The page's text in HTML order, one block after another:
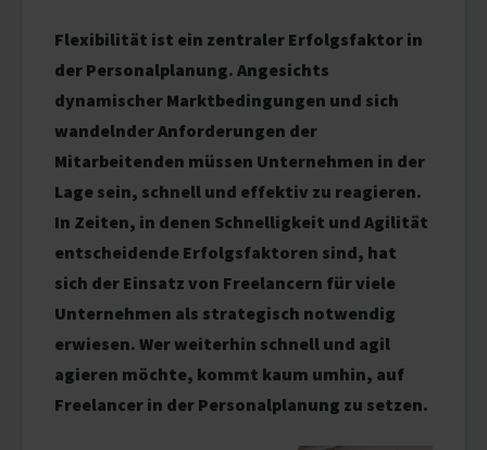
Flexibilität ist ein zentraler Erfolgsfaktor in
der Personalplanung. Angesichts
dynamischer Marktbedingungen und sich
wandelnder Anforderungen der
Mitarbeitenden müssen Unternehmen in der
Lage sein, schnell und effektiv zu reagieren.
In Zeiten, in denen Schnelligkeit und Agilität
entscheidende Erfolgsfaktoren sind, hat
sich der Einsatz von Freelancern für viele
Unternehmen als strategisch notwendig
erwiesen. Wer weiterhin schnell und agil
agieren möchte, kommt kaum umhin, auf
Freelancer in der Personalplanung zu setzen.